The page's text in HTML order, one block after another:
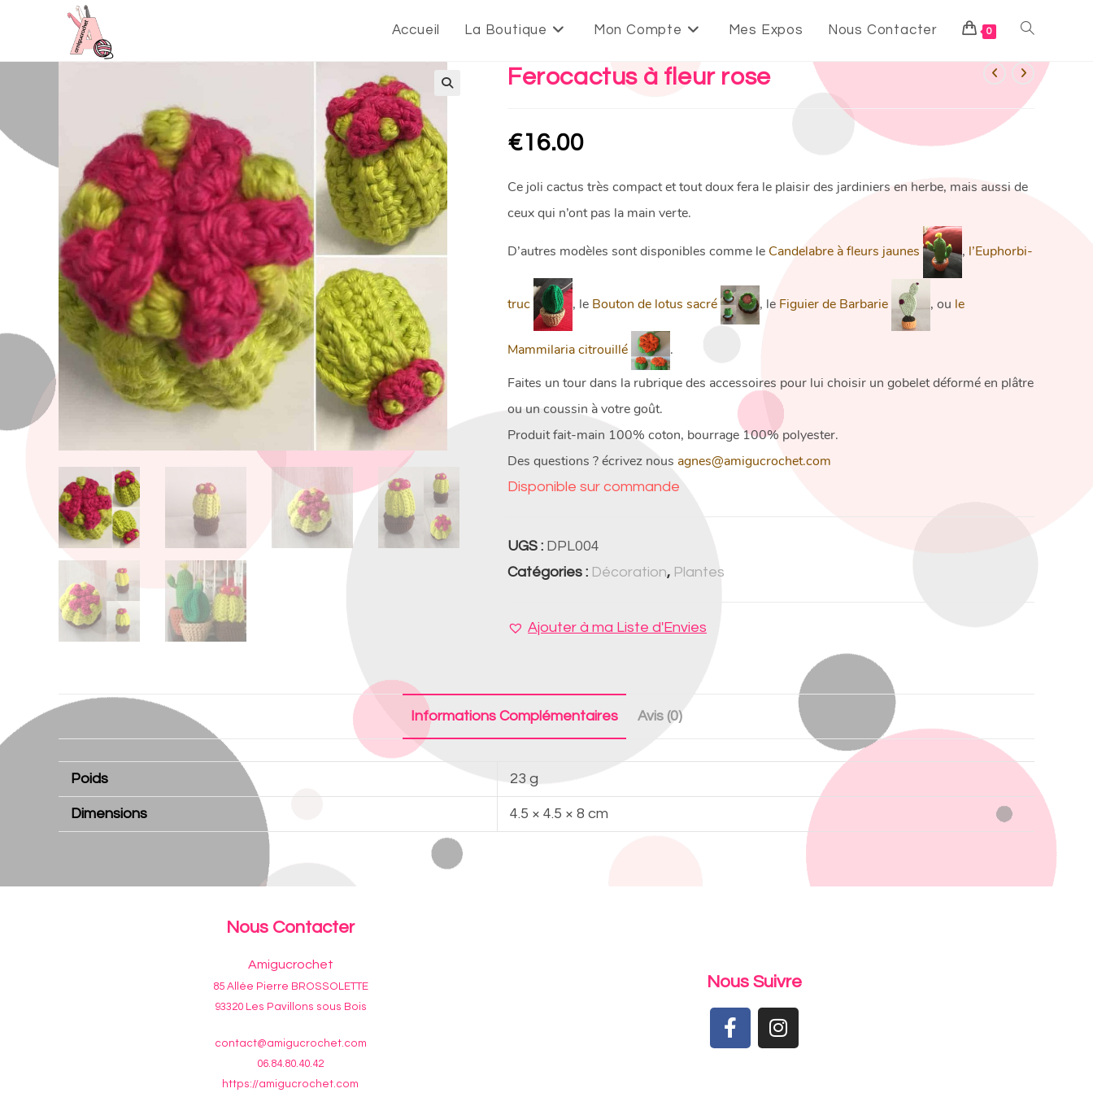
Accueil La Boutique Mon Compte Mes Expos Nous Contacter 0
Ferocactus à fleur rose
€16.00
Ce joli cactus très compact et tout doux fera le plaisir des jardiniers en herbe, mais aussi de
ceux qui n’ont pas la main verte.
D’autres modèles sont disponibles comme le Candelabre à fleurs jaunes , l’Euphorbi-
truc , le Bouton de lotus sacré , le Figuier de Barbarie , ou le
Mammilaria citrouillé
.
Faites un tour dans la rubrique des accessoires pour lui choisir un gobelet déformé en plâtre
ou un coussin à votre goût.
Produit fait-main 100% coton, bourrage 100% polyester.
Des questions ? écrivez nous agnes@amigucrochet.com
Disponible sur commande
UGS : DPL004
Catégories : Décoration, Plantes
Ajouter à ma Liste d'Envies
Informations Complémentaires Avis (0)
Poids 23 g
Dimensions 4.5 × 4.5 × 8 cm
Nous Contacter
Amigucrochet
85 Allée Pierre BROSSOLETTE
93320 Les Pavillons sous Bois
contact@amigucrochet.com
06.84.80.40.42
https://amigucrochet.com
Nous Suivre